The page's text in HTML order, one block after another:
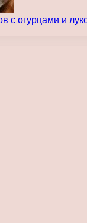
с огурцами и